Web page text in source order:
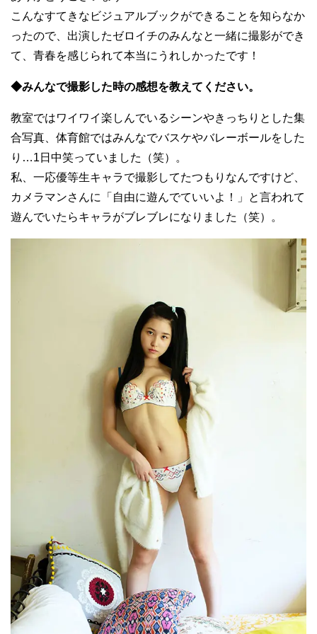
こんなすてきなビジュアルブックができることを知らなか
ったので、出演したゼロイチのみんなと一緒に撮影ができ
て、青春を感じられて本当にうれしかったです！
◆みんなで撮影した時の感想を教えてください。
教室ではワイワイ楽しんでいるシーンやきっちりとした集
合写真、体育館ではみんなでバスケやバレーボールをした
り…1日中笑っていました（笑）。
私、一応優等生キャラで撮影してたつもりなんですけど、
カメラマンさんに「自由に遊んでていいよ！」と言われて
遊んでいたらキャラがブレブレになりました（笑）。